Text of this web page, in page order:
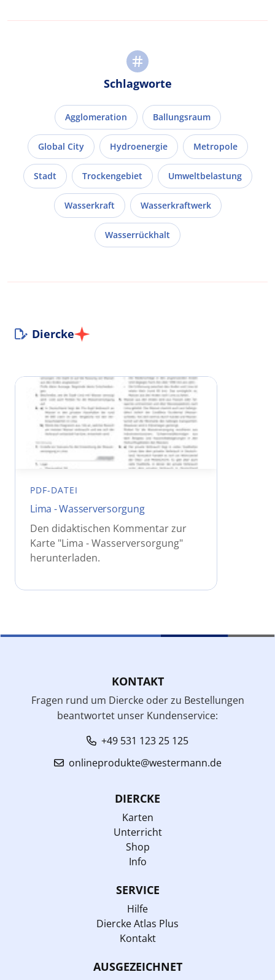
Schlagworte
Agglomeration Ballungsraum
Global City Hydroenergie Metropole
Stadt Trockengebiet Umweltbelastung
Wasserkraft Wasserkraftwerk
Wasserrückhalt
Diercke
PDF-DATEI
Lima - Wasserversorgung
Den didaktischen Kommentar zur
Karte "Lima - Wasserversorgung"
herunterladen.
KONTAKT
Fragen rund um Diercke oder zu Bestellungen
beantwortet unser Kundenservice:
+49 531 123 25 125
onlineprodukte@westermann.de
DIERCKE
Karten
Unterricht
Shop
Info
SERVICE
Hilfe
Diercke Atlas Plus
Kontakt
AUSGEZEICHNET